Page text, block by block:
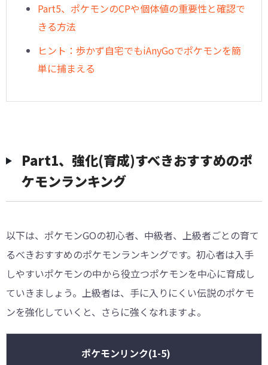
︎Part5、ポケモンのCPや個体値の重要性と確認で
きる方法
︎ヒント：歩かず自宅でもiAnyGoでポケモンを簡
単に捕まえる
︎︎Part1、強化(育成)すべきおすすめのポ
ケモンランキング
以下は、ポケモンGOの初心者、中級者、上級者ごとの育て
るべきおすすめのポケモンランキングです。初心者は入手
しやすいポケモンの中から役立つポケモンを中心に育成し
ていきましょう。上級者は、手に入りにくい伝説のポケモ
ンを強化していくと、さらに強くなれますよ。
ポケモンリンク(1-5)